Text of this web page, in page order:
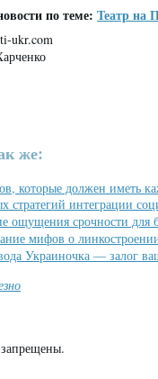
по теме: Театр на
ukr.com
же:
которые должен иметь
стратегий интеграции
ощущения срочности для
мифов о
Украиночка — залог